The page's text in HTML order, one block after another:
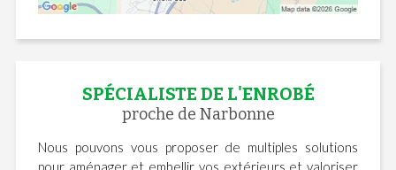
SPÉCIALISTE DE L'ENROBÉ
proche de Narbonne
Nous pouvons vous proposer de multiples solutions
pour aménager et embellir vos extérieurs et valoriser